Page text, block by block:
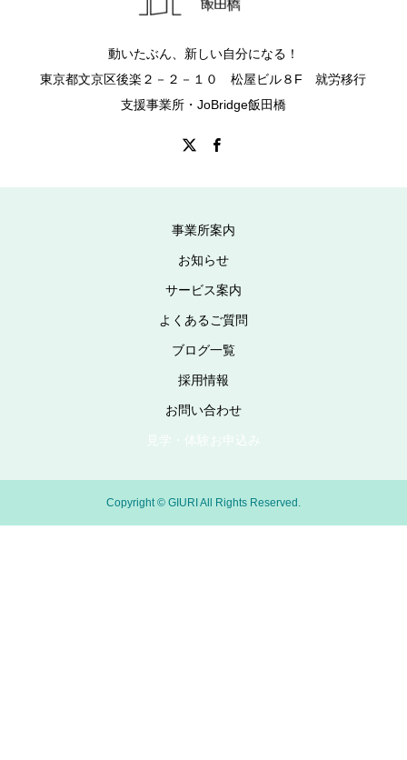
動いたぶん、新しい自分になる！
東京都文京区後楽２－２－１０ 松屋ビル８F 就労移行
支援事業所・JoBridge飯田橋
事業所案内
お知らせ
サービス案内
よくあるご質問
ブログ一覧
採用情報
お問い合わせ
見学・体験お申込み
Copyright © GIURI All Rights Reserved.